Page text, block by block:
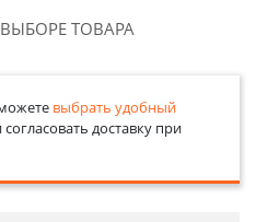
ТОВАРА
выбрать удобный
доставку при